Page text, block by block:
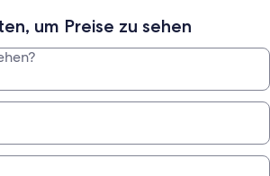
um Preise zu sehen